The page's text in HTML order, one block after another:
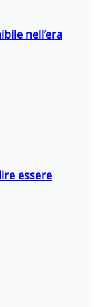
nell’era
essere